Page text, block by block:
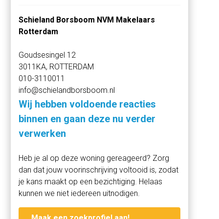
HIGHLIGHTS
+ Extra lichtinval door hoekligging en ramen aan twee
+ Wonen met eigen oprit direct voor de deur
+ Drie volwaardige slaapkamers met flexibele indeling
BEGANE GROND
Via de eigen voortuin gelegen aan een rustige weg bereik
je de hal. Direct aan de linkerzijde is de meterkast
gelegen met de unit van de stadsverwarming. De hal
biedt meer dan genoeg ruimte voor een ruime garderobe
is eveneens gelegen in de hal en beschikt over een
staand toilet, handwasbakje en is halfhoog betegeld.
De keuken is gelegen aan de voorzijde en is bereikbaar
via de hal en via de woonkamer. Door de hoekligging van
Schieland Borsboom NVM Makelaars
Rotterdam
Goudsesingel 12
3011KA, ROTTERDAM
010-3110011
info@schielandborsboom.nl
Wij hebben voldoende reacties
binnen en gaan deze nu verder
verwerken
Heb je al op deze woning gereageerd? Zorg
dan dat jouw voorinschrijving voltooid is, zodat
je kans maakt op een bezichtiging. Helaas
kunnen we niet iedereen uitnodigen.